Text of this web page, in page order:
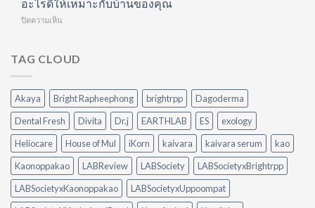
เดียว
เอง
สดชื่น
แต่
ครัว
5
คราบ
น้ำมัน
ไม่
ต้อง
ออกแรง
ขัด
อะไรดีให้เหมาะกับบ้านของคุณ
ปิดความเห็น
Spray
Diffuser
ต่าง
กัน
อย่างไร?
ใช้
อะไร
ดี
ให้
เหมาะ
กับ
TAG CLOUD
Akaya Bright Rapheephong brightrpp
Dagoderma
Dental Fresh
Divita Dr.j EARTHLAB ES
exology
Heliocare
House of Mul iKorn kaivara kaivara serum
kao
Kaonoppakao
LABReview LABSociety
LABSocietyxBrightrpp
LABSocietyxKaonoppakao
LABSocietyxUppoompat